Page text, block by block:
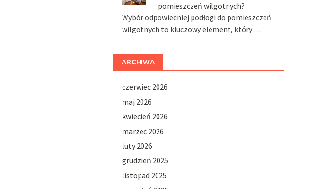
pomieszczeń wilgotnych?
Wybór odpowiedniej podłogi do pomieszczeń
wilgotnych to kluczowy element, który …
ARCHIWA
czerwiec 2026
maj 2026
kwiecień 2026
marzec 2026
luty 2026
grudzień 2025
listopad 2025